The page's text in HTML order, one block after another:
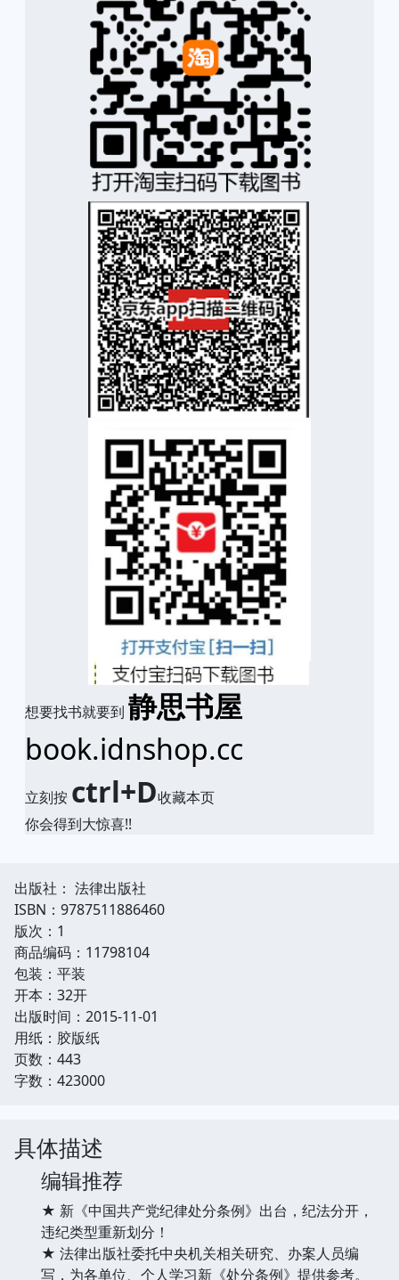
想要找书就要到 静思书屋
book.idnshop.cc
立刻按 ctrl+D收藏本页
你会得到大惊喜!!
出版社： 法律出版社
ISBN：9787511886460
版次：1
商品编码：11798104
包装：平装
开本：32开
出版时间：2015-11-01
用纸：胶版纸
页数：443
字数：423000
具体描述
编辑推荐
★ 新《中国共产党纪律处分条例》出台，纪法分开，
违纪类型重新划分！
★ 法律出版社委托中央机关相关研究、办案人员编
写，为各单位、个人学习新《处分条例》提供参考。